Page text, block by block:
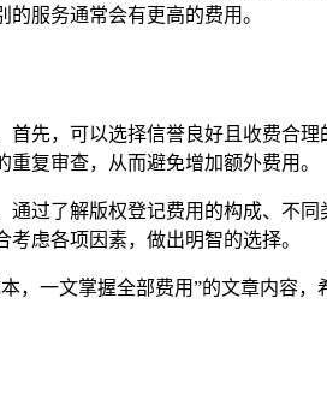
服务通常会有更高的费用。
先，可以选择信誉良好且收费合
复审查，从而避免增加额外费用。
过了解版权登记费用的构成、不
虑各项因素，做出明智的选择。
，一文掌握全部费用”的文章内容